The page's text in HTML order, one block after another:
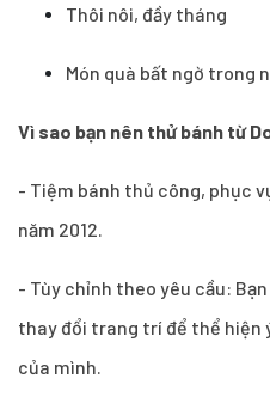
Thôi nôi, đầy tháng
Món quà bất ngờ trong
Vì sao bạn nên thử bánh từ
- Tiệm bánh thủ công, phục
năm 2012.
- Tùy chỉnh theo yêu cầu:
thay đổi trang trí để thể hiện
của mình.